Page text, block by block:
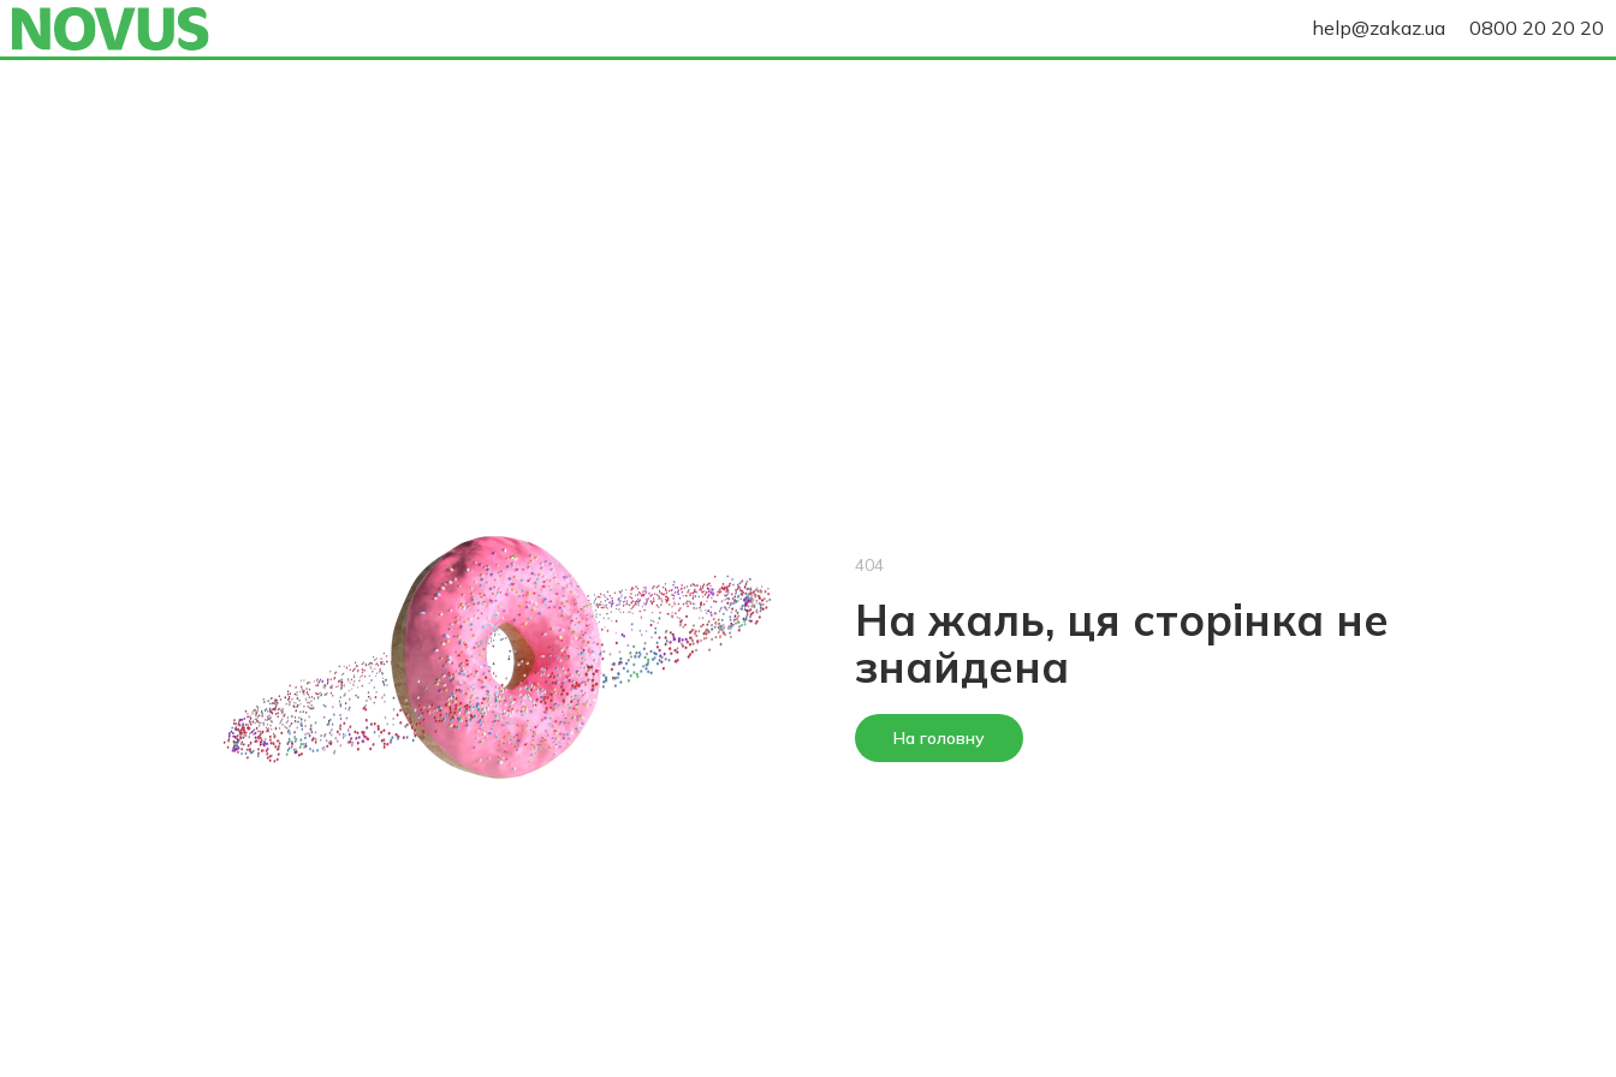
help@zakaz.ua 0800 20 20 20
404
На жаль, ця сторінка не
знайдена
На головну